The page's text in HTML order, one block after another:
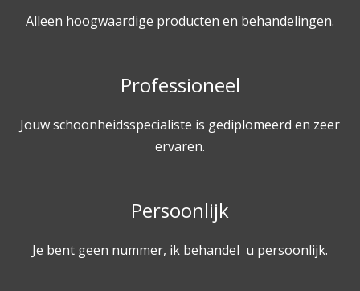
Alleen hoogwaardige producten en behandelingen.
Professioneel
Jouw schoonheidsspecialiste is gediplomeerd en zeer
ervaren.
Persoonlijk
Je bent geen nummer, ik behandel u persoonlijk.